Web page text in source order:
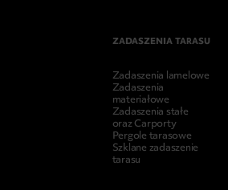
ZADASZENIA TARASU
Zadaszenia lamelowe
Zadaszenia
materiałowe
Zadaszenia stałe
oraz Carporty
Pergole tarasowe
Szklane zadaszenie
tarasu